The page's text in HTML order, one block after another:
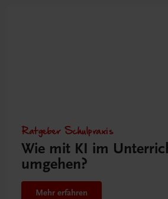
Ratgeber Schulpraxis
Wie mit KI im
umgehen?
Mehr erfahren